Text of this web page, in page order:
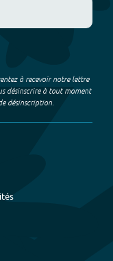
à recevoir notre lettre
désinscrire à tout moment
désinscription.